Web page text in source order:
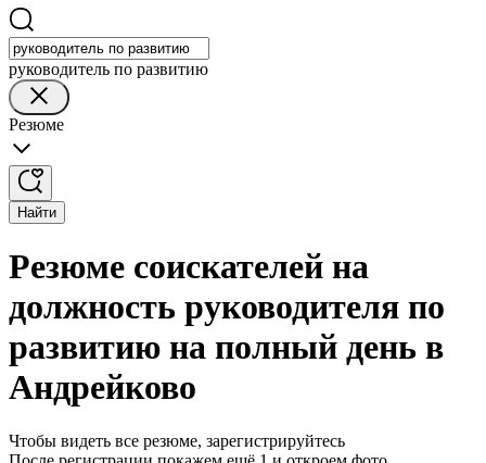
руководитель по развитию
Резюме
Найти
Резюме соискателей на
должность руководителя по
развитию на полный день в
Андрейково
Чтобы видеть все резюме, зарегистрируйтесь